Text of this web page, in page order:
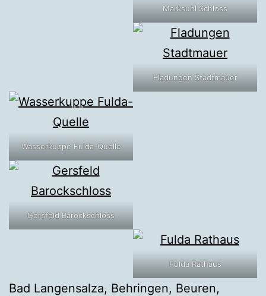
Marksuhl Schloss
Fladungen Stadtmauer
Wasserkuppe Fulda-Quelle
Gersfeld Barockschloss
Fulda Rathaus
Bad Langensalza, Behringen, Beuren,